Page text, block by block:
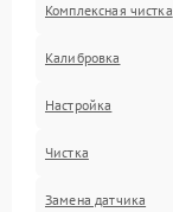
Комплексная чистка
Калибровка
Настройка
Чистка
Замена датчика